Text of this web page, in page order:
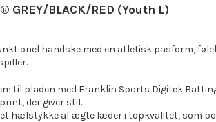
BLACK/RED (Youth L)
handske med en atletisk pasform,
frem til pladen med Franklin Sports Digitek
der giver stil.
et hælstykke af ægte læder i topkvalitet,